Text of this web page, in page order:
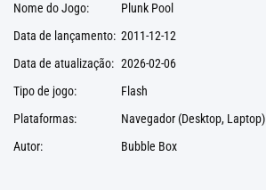
Nome do Jogo:
Plunk Pool
Data de lançamento: 2011-12-12
Data de atualização: 2026-02-06
Tipo de jogo:
Flash
Plataformas:
Navegador (Desktop, Laptop)
Autor:
Bubble Box